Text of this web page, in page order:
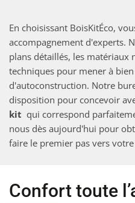
En choisissant BoisKitÉco,
accompagnement d'experts.
plans détaillés, les matériaux
techniques pour mener à
d'autoconstruction. Notre
disposition pour concevoir
kit qui correspond
nous dès aujourd'hui pour
faire le premier pas vers
Confort toute